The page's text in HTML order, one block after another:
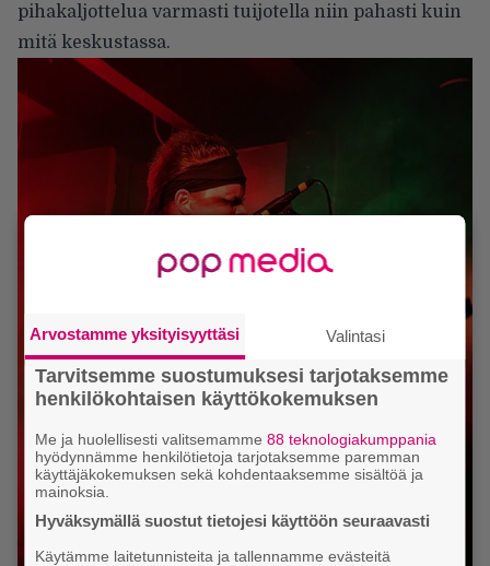
pihakaljottelua varmasti tuijotella niin pahasti kuin
mitä keskustassa.
Arvostamme yksityisyyttäsi Valintasi
Tarvitsemme suostumuksesi tarjotaksemme
henkilökohtaisen käyttökokemuksen
Me ja huolellisesti valitsemamme88 teknologiakumppania
hyödynnämme henkilötietoja tarjotaksemme paremman
käyttäjäkokemuksen sekä kohdentaaksemme sisältöä ja
mainoksia.
Hyväksymällä suostut tietojesi käyttöön seuraavasti
Käytämme laitetunnisteita ja tallennamme evästeitä